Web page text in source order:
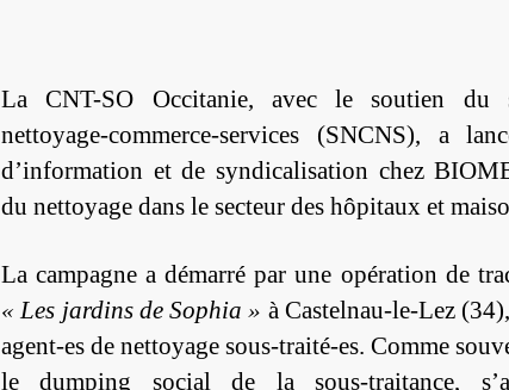
La CNT-SO Occitanie, avec le soutien du
nettoyage-commerce-services (SNCNS), a
d’information et de syndicalisation chez
du nettoyage dans le secteur des hôpitaux et
La campagne a démarré par une opération de
« Les jardins de Sophia » à Castelnau-le-Lez
agent-es de nettoyage sous-traité-es. Comme
le dumping social de la sous-traitance,